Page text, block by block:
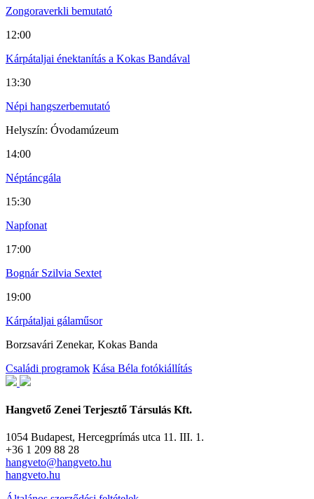
Zongoraverkli bemutató
12:00
Kárpátaljai énektanítás a Kokas Bandával
13:30
Népi hangszerbemutató
Helyszín: Óvodamúzeum
14:00
Néptáncgála
15:30
Napfonat
17:00
Bognár Szilvia Sextet
19:00
Kárpátaljai gálaműsor
Borzsavári Zenekar, Kokas Banda
Családi programok Kása Béla fotókiállítás
Hangvető Zenei Terjesztő Társulás Kft.
1054 Budapest, Hercegprímás utca 11. III. 1.
+36 1 209 88 28
hangveto@hangveto.hu
hangveto.hu